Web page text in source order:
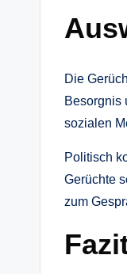
Die
Besorgnis
sozialen
Politisch
Gerüchte
zum